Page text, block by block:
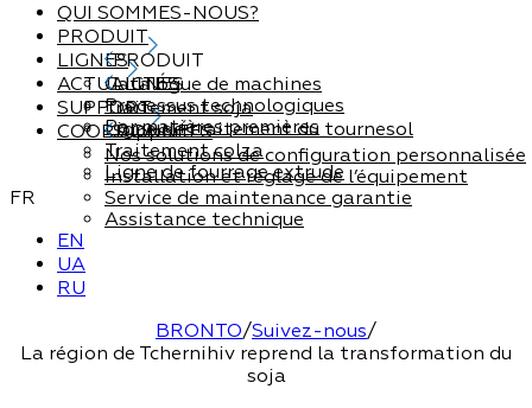
QUI SOMMES-NOUS?
PRODUIT
PRODUIT
Catalogue de machines
Processus technologiques
Par matières premières
LIGNES
LIGNES
Traitement soja
Ligne de traitement du tournesol
Traitement colza
Ligne de fourrage extrude
ACTUALITÉS
SUPPORT
Support
Nos solutions de configuration personnalisée
Installation et réglage de l’équipement
Service de maintenance garantie
Assistance technique
COORDONNÉES
FR
EN
UA
RU
BRONTO/Suivez-nous/
La région de Tchernihiv reprend la transformation du
soja